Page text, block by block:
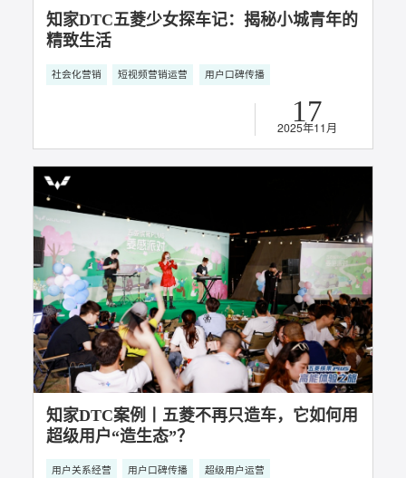
19
知家DTC五菱少女探车记：揭秘小城青年的
精致生活
社会化营销 短视频营销运营 用户口碑传播
17